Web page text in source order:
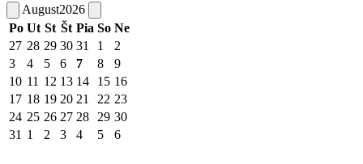
August2026
Po Ut St Št Pia So Ne
27 28 29 30 31 1
2
3
4 5 6 7 8
9
10 11 12 13 14 15 16
17 18 19 20 21 22 23
24 25 26 27 28 29 30
31 1 2 3 4 5 6